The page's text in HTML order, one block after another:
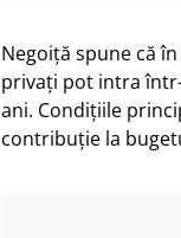
Negoiță spune că
privați pot intra
ani. Condițiile
contribuție la